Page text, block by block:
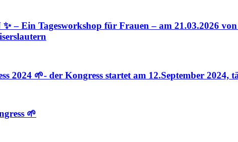
– Ein Tagesworkshop für Frauen – am 21.03.2026
2024 🌱- der Kongress startet am 12.September 2024,
🌱